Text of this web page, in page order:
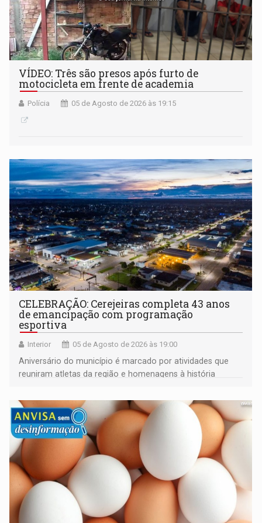
VÍDEO: Três são presos após furto de
motocicleta em frente de academia
Polícia 05 de Agosto de 2026 às 19:15
CELEBRAÇÃO: Cerejeiras completa 43 anos
de emancipação com programação
esportiva
Interior 05 de Agosto de 2026 às 19:00
Aniversário do município é marcado por atividades que
reuniram atletas da região e homenagens à história